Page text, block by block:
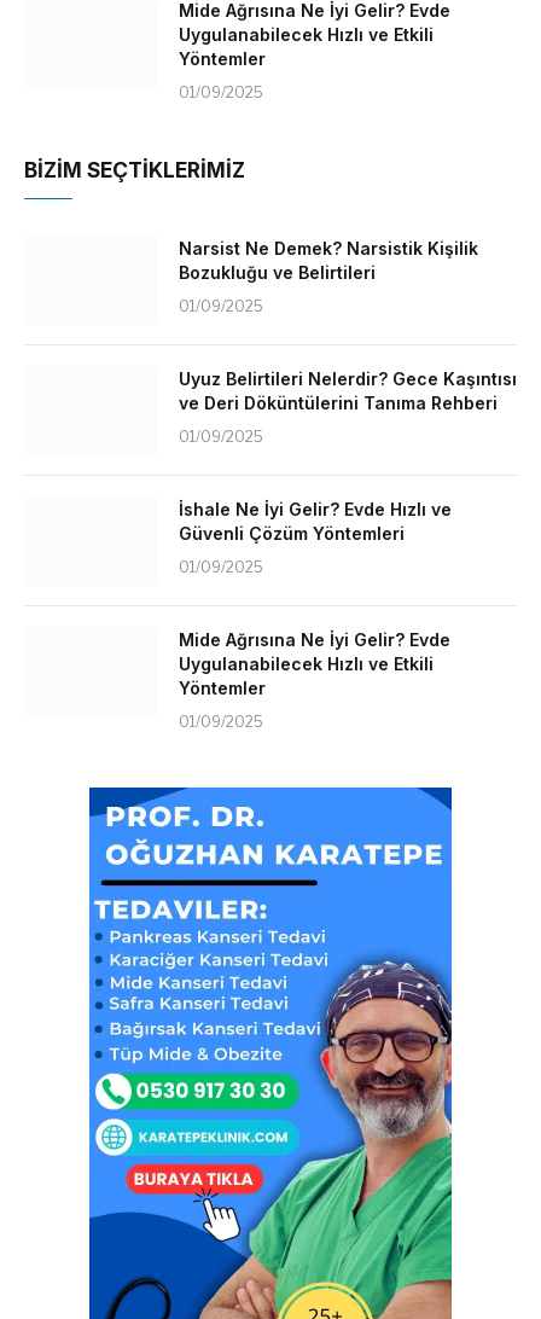
Mide Ağrısına Ne İyi Gelir? Evde
Uygulanabilecek Hızlı ve Etkili
Yöntemler
01/09/2025
BİZİM SEÇTİKLERİMİZ
Narsist Ne Demek? Narsistik Kişilik
Bozukluğu ve Belirtileri
01/09/2025
Uyuz Belirtileri Nelerdir? Gece Kaşıntısı
ve Deri Döküntülerini Tanıma Rehberi
01/09/2025
İshale Ne İyi Gelir? Evde Hızlı ve
Güvenli Çözüm Yöntemleri
01/09/2025
Mide Ağrısına Ne İyi Gelir? Evde
Uygulanabilecek Hızlı ve Etkili
Yöntemler
01/09/2025